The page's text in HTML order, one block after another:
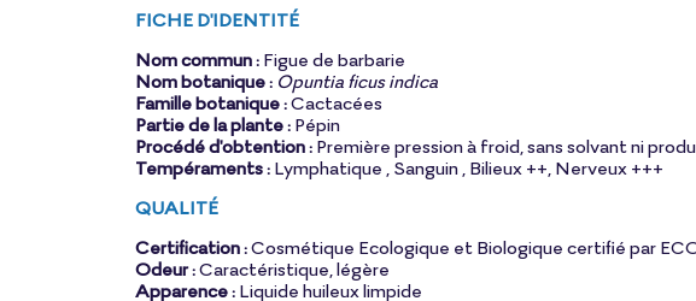
FICHE D'IDENTITÉ
Nom commun : Figue de barbarie
Nom botanique : Opuntia ficus indica
Famille botanique :Cactacées
Partie de la plante : Pépin
Procédé d'obtention : Première pression à froid, sans solvant ni
Tempéraments : Lymphatique , Sanguin , Bilieux ++, Nerveux +++
QUALITÉ
Certification :Cosmétique Ecologique et Biologique certifié par
Odeur :Caractéristique, légère
Apparence : Liquide huileux limpide